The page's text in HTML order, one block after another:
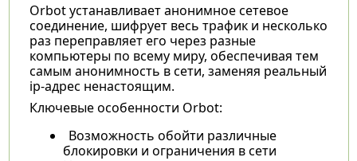
Orbot устанавливает анонимное сетевое
соединение, шифрует весь трафик и несколько
раз переправляет его через разные
компьютеры по всему миру, обеспечивая тем
самым анонимность в сети, заменяя реальный
ip-адрес ненастоящим.
Ключевые особенности Orbot:
Возможность обойти различные
блокировки и ограничения в сети